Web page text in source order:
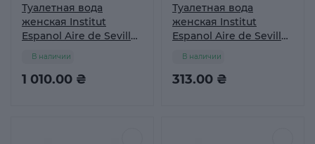
Туалетная вода
женская Institut
Espanol Aire de Sevilla
1 010.00 ₴
В наличии
Туалетная вода
женская Institut
Espanol Aire de Sevilla
313.00 ₴
В наличии